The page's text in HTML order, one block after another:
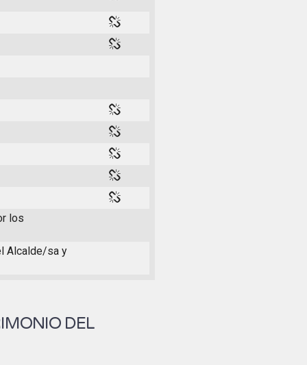
los
Alcalde/sa y
DEL